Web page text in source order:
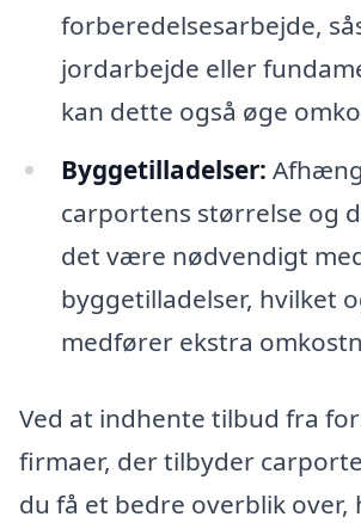
forberedelsesarbejde,
jordarbejde eller
kan dette også øge
Byggetilladelser:
carportens størrelse og
det være nødvendigt
byggetilladelser, hvilket
medfører ekstra
Ved at indhente tilbud fra
firmaer, der tilbyder
du få et bedre overblik over,